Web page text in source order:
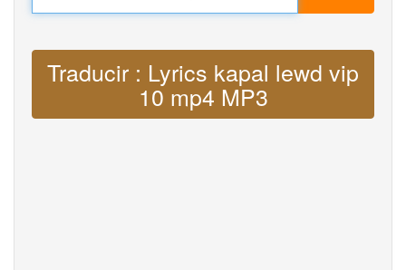
Traducir : Lyrics kapal lewd vip
10 mp4 MP3